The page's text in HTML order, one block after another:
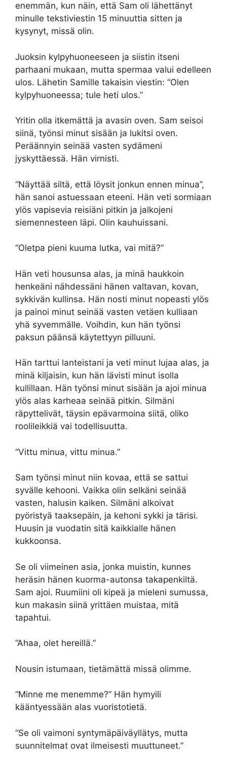
enemmän, kun näin, että Sam oli lähettänyt
minulle tekstiviestin 15 minuuttia sitten ja
kysynyt, missä olin.
Juoksin kylpyhuoneeseen ja siistin itseni
parhaani mukaan, mutta spermaa valui edelleen
ulos. Lähetin Samille takaisin viestin: “Olen
kylpyhuoneessa; tule heti ulos.”
Yritin olla itkemättä ja avasin oven. Sam seisoi
siinä, työnsi minut sisään ja lukitsi oven.
Peräännyin seinää vasten sydämeni
jyskyttäessä. Hän virnisti.
“Näyttää siltä, ​​että löysit jonkun ennen minua”,
hän sanoi astuessaan eteeni. Hän veti sormiaan
ylös vapisevia reisiäni pitkin ja jalkojeni
siemennesteen läpi. Olin kauhuissani.
“Oletpa pieni kuuma lutka, vai mitä?”
Hän veti housunsa alas, ja minä haukkoin
henkeäni nähdessäni hänen valtavan, kovan,
sykkivän kullinsa. Hän nosti minut nopeasti ylös
ja painoi minut seinää vasten vetäen kulliaan
yhä syvemmälle. Voihdin, kun hän työnsi
paksun päänsä käytettyyn pilluuni.
Hän tarttui lanteistani ja veti minut lujaa alas, ja
minä kiljaisin, kun hän lävisti minut isolla
kullillaan. Hän työnsi minut sisään ja ajoi minua
ylös alas karheaa seinää pitkin. Silmäni
räpyttelivät, täysin epävarmoina siitä, oliko
roolileikkiä vai todellisuutta.
“Vittu minua, vittu minua.”
Sam työnsi minut niin kovaa, että se sattui
syvälle kehooni. Vaikka olin selkäni seinää
vasten, halusin kaiken. Silmäni alkoivat
pyöristyä taaksepäin, ja kehoni sykki ja tärisi.
Huusin ja vuodatin sitä kaikkialle hänen
kukkoonsa.
Se oli viimeinen asia, jonka muistin, kunnes
heräsin hänen kuorma-autonsa takapenkiltä.
Sam ajoi. Ruumiini oli kipeä ja mieleni sumussa,
kun makasin siinä yrittäen muistaa, mitä
tapahtui.
“Ahaa, olet hereillä.”
Nousin istumaan, tietämättä missä olimme.
“Minne me menemme?” Hän hymyili
kääntyessään alas vuoristotietä.
“Se oli vaimoni syntymäpäiväyllätys, mutta
suunnitelmat ovat ilmeisesti muuttuneet.”